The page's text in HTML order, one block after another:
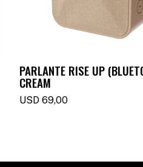
PARLANTE RISE UP
CREAM
USD 69,00